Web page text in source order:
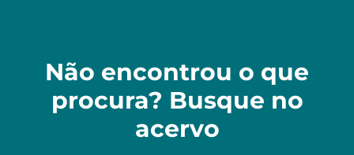
Não encontrou o que
procura? Busque no
acervo